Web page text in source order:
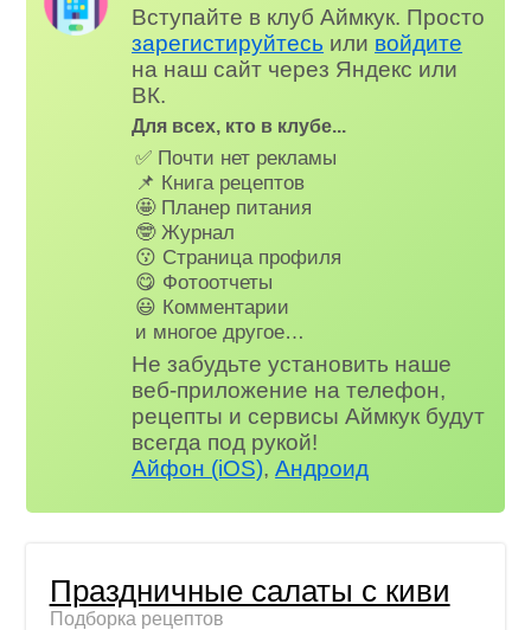
Вступайте в клуб Аймкук. Просто
зарегистируйтесь или войдите
на наш сайт через Яндекс или
ВК.
Для всех, кто в клубе...
✅ Почти нет рекламы
📌 Книга рецептов
🤩 Планер питания
🤓 Журнал
😗 Страница профиля
😋 Фотоотчеты
😃 Комментарии
и многое другое…
Не забудьте установить наше
веб-приложение на телефон,
рецепты и сервисы Аймкук будут
всегда под рукой!
Айфон (iOS),Андроид
Праздничные салаты с киви
Подборка рецептов